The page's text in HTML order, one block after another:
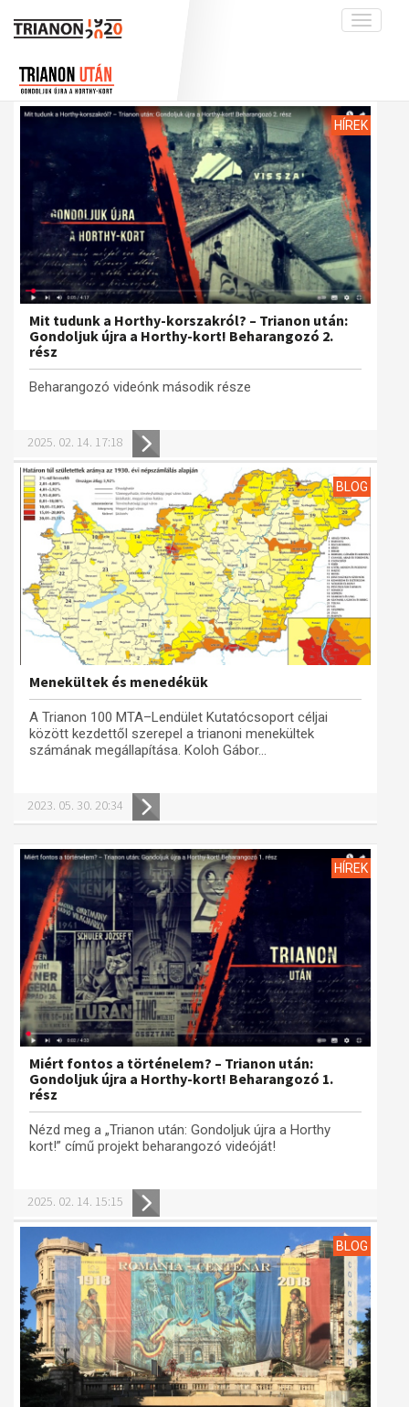
Toggle
Nemzetközi kontextus: iratok és
interpretációk
Az összeomlás és a magyar társadalom
A békerendszer megszilárdulása
Utókor és emlékezet
A kutatócsoport működéséről
Munkatársaink
Hírek
Blog
Krónika
Galéria
Adatbázis
Emlékművek (feltöltés alatt)
Menekültek
Visszhang
Publikációk
Kapcsolat
Trianon-kommentár
Műhelymunkák
HÍREK
Mit tudunk a Horthy-korszakról? – Trianon után:
Gondoljuk újra a Horthy-kort! Beharangozó 2.
rész
Beharangozó videónk második része
2025. 02. 14. 17:18
BLOG
Menekültek és menedékük
A Trianon 100 MTA–Lendület Kutatócsoport céljai
között kezdettől szerepel a trianoni menekültek
számának megállapítása. Koloh Gábor...
2023. 05. 30. 20:34
HÍREK
Miért fontos a történelem? – Trianon után:
Gondoljuk újra a Horthy-kort! Beharangozó 1.
rész
Nézd meg a „Trianon után: Gondoljuk újra a Horthy
kort!” című projekt beharangozó videóját!
2025. 02. 14. 15:15
BLOG